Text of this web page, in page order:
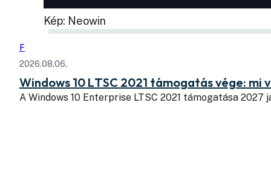
Kép: Neowin
F
2026.08.06.
Windows 10 LTSC 2021 támogatás vége: mi
A Windows 10 Enterprise LTSC 2021 támogatása 2027